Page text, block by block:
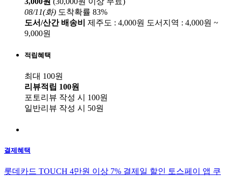
08/11(화) 도착확률 83%
도서/산간 배송비 제주도 : 4,000원 도서지역 : 4,000원 ~
9,000원
적립혜택
최대 100원
리뷰적립 100원
포토리뷰 작성 시
100원
일반리뷰 작성 시
50원
결제혜택
롯데카드 TOUCH 4만원 이상 7% 결제일 할인 토스페이 앱 쿠